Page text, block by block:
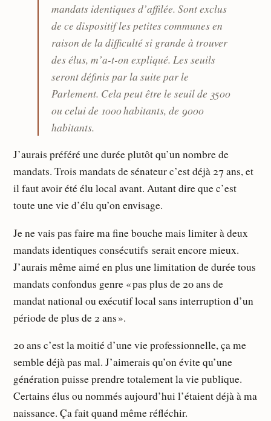
mandats identiques d’affilée. Sont exclus
de ce dispositif les petites communes en
raison de la difficulté si grande à trouver
des élus, m’a-t-on expliqué. Les seuils
seront définis par la suite par le
Parlement. Cela peut être le seuil de 3500
ou celui de 1000 habitants, de 9000
habitants.
J’aurais préféré une durée plutôt qu’un nombre de
mandats. Trois mandats de sénateur c’est déjà 27 ans, et
il faut avoir été élu local avant. Autant dire que c’est
toute une vie d’élu qu’on envisage.
Je ne vais pas faire ma fine bouche mais limiter à deux
mandats identiques consécutifs serait encore mieux.
J’aurais même aimé en plus une limitation de durée tous
mandats confondus genre « pas plus de 20 ans de
mandat national ou exécutif local sans interruption d’un
période de plus de 2 ans ».
20 ans c’est la moitié d’une vie professionnelle, ça me
semble déjà pas mal. J’aimerais qu’on évite qu’une
génération puisse prendre totalement la vie publique.
Certains élus ou nommés aujourd’hui l’étaient déjà à ma
naissance. Ça fait quand même réfléchir.